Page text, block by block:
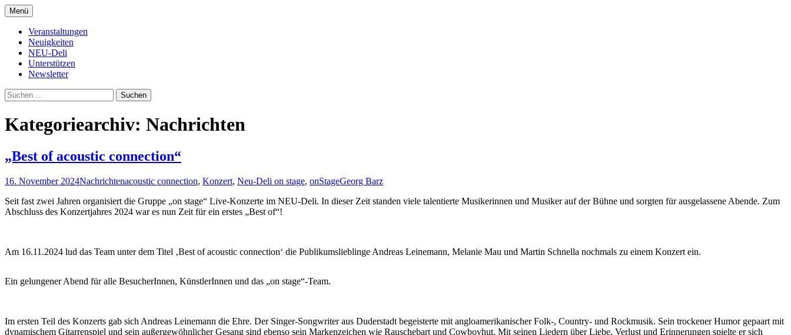
Zum
Inhalt
springen
NeuDeli Einbeck
Menü
Veranstaltungen
Neuigkeiten
NEU-Deli
Unterstützen
Newsletter
Suchen
nach:
Kategoriearchiv: Nachrichten
„Best of acoustic connection“
16. November 2024Nachrichtenacoustic connection, Konzert, Neu-Deli on stage, onStageGeorg Barz
Seit fast zwei Jahren organisiert die Gruppe „on stage“ Live-Konzerte im NEU-Deli. In dieser Zeit standen viele talentierte Musikerinnen und Musiker auf der Bühne und sorgten für ausgelassene Abende. Zum
Abschluss des Konzertjahres 2024 war es nun Zeit für ein erstes „Best of“!
Am 16.11.2024 lud das Team unter dem Titel ‚Best of acoustic connection‘ die Publikumslieblinge Andreas Leinemann, Melanie Mau und Martin Schnella nochmals zu einem Konzert ein.
Ein gelungener Abend für alle BesucherInnen, KünstlerInnen und das „on stage“-Team.
Im ersten Teil des Konzerts gab sich Andreas Leinemann die Ehre. Der Singer-Songwriter aus Duderstadt begeisterte mit angloamerikanischer Folk-, Country- und Rockmusik. Sein trockener Humor gepaart mit
dynamischem Gitarrenspiel und sein außergewöhnlicher Gesang sind ebenso sein Markenzeichen wie Rauschebart und Cowboyhut. Mit seinen Liedern über Liebe, Verlust und Erinnerungen spielte er sich